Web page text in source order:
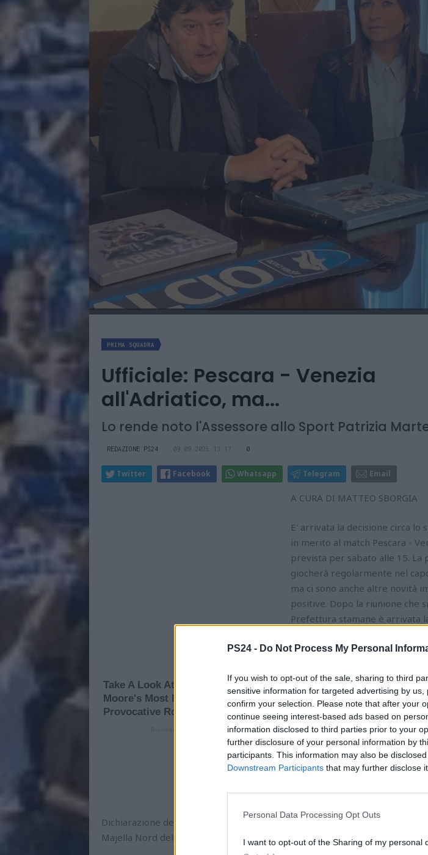
PS24 - Do Not Process My Personal
If you wish to opt-out of the sale, sharing to third
sensitive information for targeted advertising by
confirm your selection. Please note that after your
continue seeing interest-based ads based on
information disclosed to third parties prior to your
further disclosure of your personal information by
participants. This information may also be
Downstream Participants that may further disclose
Personal Data Processing Opt Outs
I want to opt-out of the Sharing of my personal
PRIMA SQUADRA
Ufficiale: Pescara - Venezia
all'Adriatico, ma...
Lo rende noto l'Assessore allo Sport Patrizia
REDAZIONE PS24 09.09.2025 13:17 0
Twitter Facebook Whatsapp Telegram Email
A CURA DI MATTEO SBORGIA
E' arrivata la decisione circa lo
in merito al match Pescara -
prevista per sabato alle 15. La
giocherà regolarmente nel
ma ci sono anche altre novità
positive. Dopo la riunione che
Prefettura stamane è arrivata
Martelli, che pubblichiamo
Dichiarazione dell’assessore allo Sport, Patrizia Martelli su riapertura
Majella Nord dello stadio Adriatico